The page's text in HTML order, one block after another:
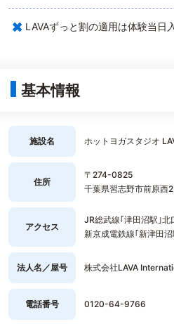
× LAVAずっと割の適用は体験当日
基本情報
施設名 ホットヨガスタジオ
住所
〒274-0825
千葉県習志野市前原西
アクセス
JR総武線｢津田沼駅｣北
新京成電鉄線｢新津田
法人名／屋号 株式会社LAVA
電話番号 0120-64-9766